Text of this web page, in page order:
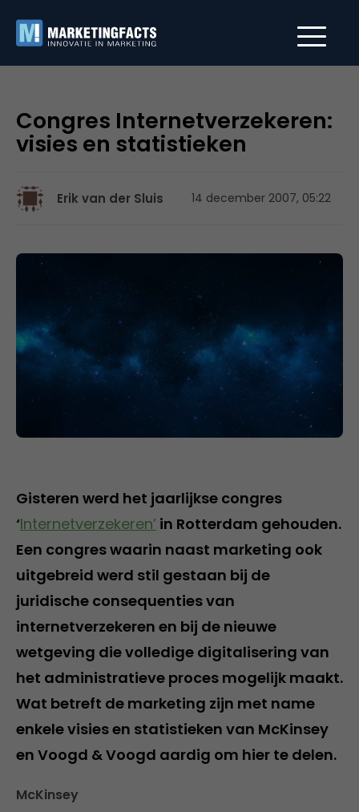
Congres Internetverzekeren:
visies en statistieken
Erik van der Sluis 14 december 2007, 05:22
Gisteren werd het jaarlijkse congres
‘Internetverzekeren’ in Rotterdam gehouden.
Een congres waarin naast marketing ook
uitgebreid werd stil gestaan bij de
juridische consequenties van
internetverzekeren en bij de nieuwe
wetgeving die volledige digitalisering van
het administratieve proces mogelijk maakt.
Wat betreft de marketing zijn met name
enkele visies en statistieken van McKinsey
en Voogd & Voogd aardig om hier te delen.
McKinsey